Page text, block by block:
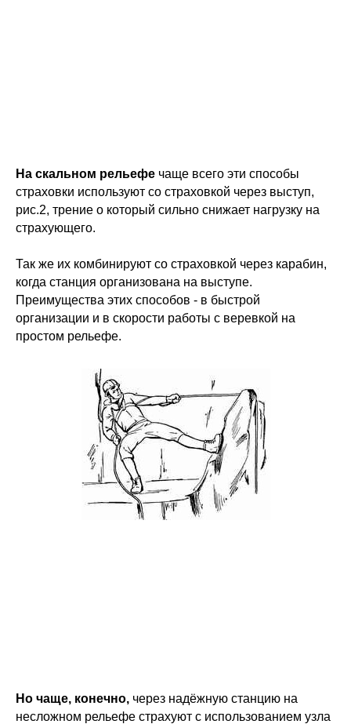
На скальном рельефе чаще всего эти способы
страховки используют со страховкой через выступ,
рис.2, трение о который сильно снижает нагрузку на
страхующего.
Так же их комбинируют со страховкой через карабин,
когда станция организована на выступе.
Преимущества этих способов - в быстрой
организации и в скорости работы с веревкой на
простом рельефе.
Но чаще, конечно, через надёжную станцию на
несложном рельефе страхуют с использованием узла